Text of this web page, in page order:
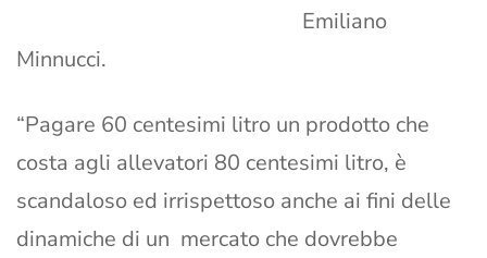
Emiliano
Minnucci.
“Pagare 60 centesimi litro un prodotto che
costa agli allevatori 80 centesimi litro, è
scandaloso ed irrispettoso anche ai fini delle
dinamiche di un mercato che dovrebbe